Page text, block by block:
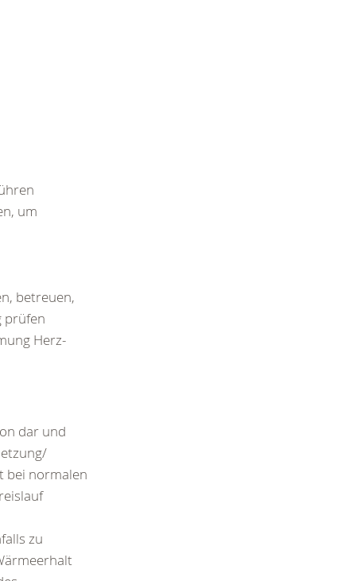
um
betreuen,
prüfen
Herz-
dar und
bei normalen
zu